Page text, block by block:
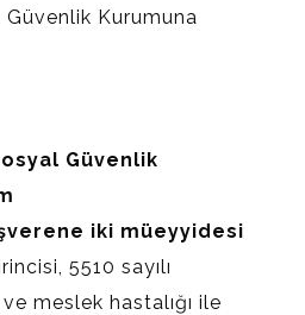
Kurumuna
Güvenlik
iki müeyyidesi
5510 sayılı
meslek hastalığı ile